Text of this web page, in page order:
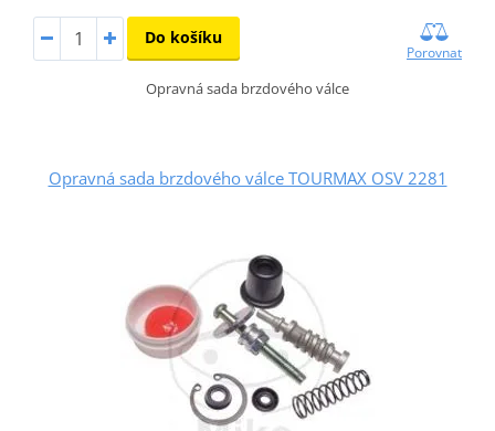
Do košíku
Porovnat
Opravná sada brzdového válce
Opravná sada brzdového válce TOURMAX OSV 2281